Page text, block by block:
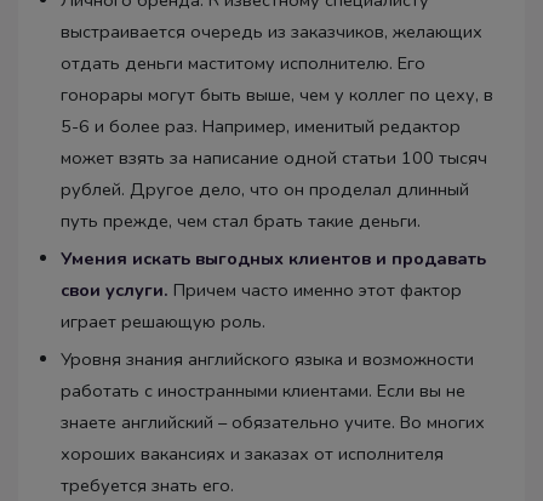
выстраивается очередь из заказчиков, желающих
отдать деньги маститому исполнителю. Его
гонорары могут быть выше, чем у коллег по цеху, в
5-6 и более раз. Например, именитый редактор
может взять за написание одной статьи 100 тысяч
рублей. Другое дело, что он проделал длинный
путь прежде, чем стал брать такие деньги.
Умения искать выгодных клиентов и продавать
свои услуги. Причем часто именно этот фактор
играет решающую роль.
Уровня знания английского языка и возможности
работать с иностранными клиентами. Если вы не
знаете английский – обязательно учите. Во многих
хороших вакансиях и заказах от исполнителя
требуется знать его.